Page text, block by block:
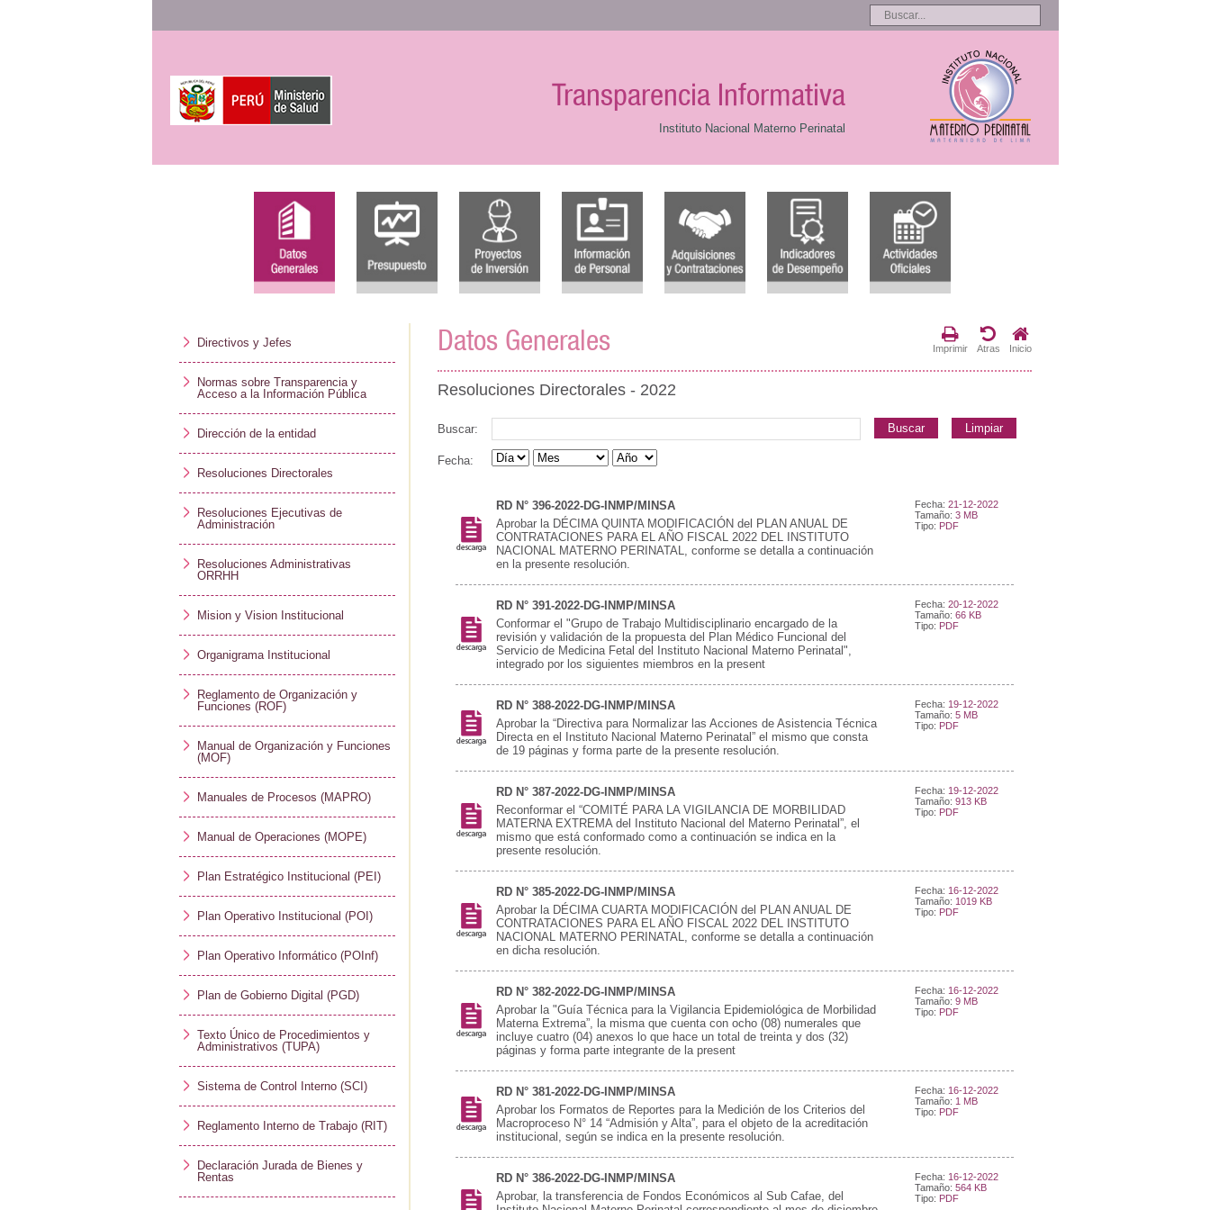
Transparencia Informativa
Instituto Nacional Materno Perinatal
Directivos y Jefes
Normas sobre Transparencia y
Acceso a la Información Pública
Dirección de la entidad
Resoluciones Directorales
Resoluciones Ejecutivas de
Administración
Resoluciones Administrativas
ORRHH
Mision y Vision Institucional
Organigrama Institucional
Reglamento de Organización y
Funciones (ROF)
Manual de Organización y Funciones
(MOF)
Manuales de Procesos (MAPRO)
Manual de Operaciones (MOPE)
Plan Estratégico Institucional (PEI)
Plan Operativo Institucional (POI)
Plan Operativo Informático (POInf)
Plan de Gobierno Digital (PGD)
Texto Único de Procedimientos y
Administrativos (TUPA)
Sistema de Control Interno (SCI)
Reglamento Interno de Trabajo (RIT)
Declaración Jurada de Bienes y
Rentas
Datos Generales Imprimir Atras Inicio
Resoluciones Directorales - 2022
Buscar: Buscar Limpiar
Fecha:
Fecha: 21-12-2022
Tamaño: 3 MB
Tipo: PDF
RD N° 396-2022-DG-INMP/MINSA
Aprobar la DÉCIMA QUINTA MODIFICACIÓN del PLAN ANUAL DE
CONTRATACIONES PARA EL AÑO FISCAL 2022 DEL INSTITUTO
NACIONAL MATERNO PERINATAL, conforme se detalla a continuación
en la presente resolución.
Fecha: 20-12-2022
Tamaño: 66 KB
Tipo: PDF
RD N° 391-2022-DG-INMP/MINSA
Conformar el "Grupo de Trabajo Multidisciplinario encargado de la
revisión y validación de la propuesta del Plan Médico Funcional del
Servicio de Medicina Fetal del Instituto Nacional Materno Perinatal",
integrado por los siguientes miembros en la present
Fecha: 19-12-2022
Tamaño: 5 MB
Tipo: PDF
RD N° 388-2022-DG-INMP/MINSA
Aprobar la “Directiva para Normalizar las Acciones de Asistencia Técnica
Directa en el Instituto Nacional Materno Perinatal” el mismo que consta
de 19 páginas y forma parte de la presente resolución.
Fecha: 19-12-2022
Tamaño: 913 KB
Tipo: PDF
RD N° 387-2022-DG-INMP/MINSA
Reconformar el “COMITÉ PARA LA VIGILANCIA DE MORBILIDAD
MATERNA EXTREMA del Instituto Nacional del Materno Perinatal”, el
mismo que está conformado como a continuación se indica en la
presente resolución.
Fecha: 16-12-2022
Tamaño: 1019 KB
Tipo: PDF
RD N° 385-2022-DG-INMP/MINSA
Aprobar la DÉCIMA CUARTA MODIFICACIÓN del PLAN ANUAL DE
CONTRATACIONES PARA EL AÑO FISCAL 2022 DEL INSTITUTO
NACIONAL MATERNO PERINATAL, conforme se detalla a continuación
en dicha resolución.
Fecha: 16-12-2022
Tamaño: 9 MB
Tipo: PDF
RD N° 382-2022-DG-INMP/MINSA
Aprobar la "Guía Técnica para la Vigilancia Epidemiológica de Morbilidad
Materna Extrema”, la misma que cuenta con ocho (08) numerales que
incluye cuatro (04) anexos lo que hace un total de treinta y dos (32)
páginas y forma parte integrante de la present
Fecha: 16-12-2022
Tamaño: 1 MB
Tipo: PDF
RD N° 381-2022-DG-INMP/MINSA
Aprobar los Formatos de Reportes para la Medición de los Criterios del
Macroproceso N° 14 “Admisión y Alta”, para el objeto de la acreditación
institucional, según se indica en la presente resolución.
Fecha: 16-12-2022
Tamaño: 564 KB
Tipo: PDF
RD N° 386-2022-DG-INMP/MINSA
Aprobar, la transferencia de Fondos Económicos al Sub Cafae, del